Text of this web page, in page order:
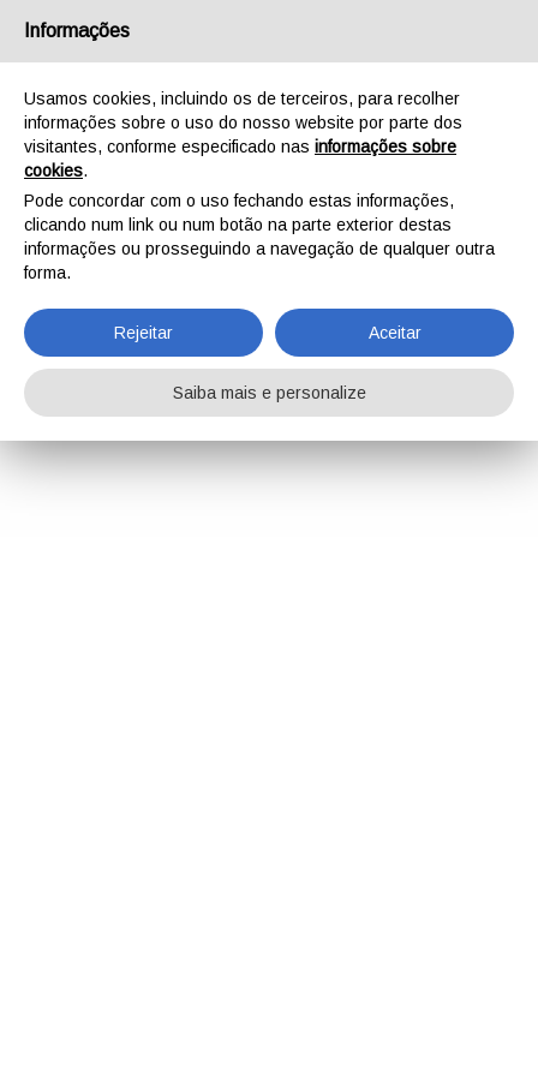
Informações
Usamos cookies, incluindo os de terceiros, para recolher
informações sobre o uso do nosso website por parte dos
visitantes, conforme especificado nas informações sobre
cookies.
Pode concordar com o uso fechando estas informações,
clicando num link ou num botão na parte exterior destas
informações ou prosseguindo a navegação de qualquer outra
forma.
Rejeitar Aceitar
Saiba mais e personalize